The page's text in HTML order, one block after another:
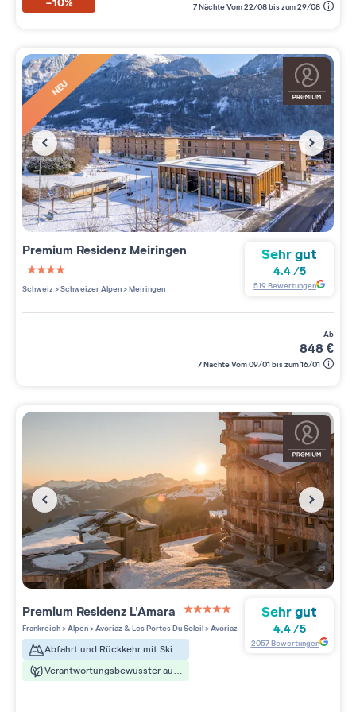
7 Nächte Vom 22/08 bis zum 29/08
NEU
Premium Residenz Meiringen
4 étoiles sur 5
Schweiz >Schweizer Alpen>Meiringen
Sehr gut
4.4/5
519Bewertungen
ab
848€
7 Nächte Vom 09/01 bis zum 16/01
Premium Residenz L'Amara
5 étoiles sur 5
Frankreich>Alpen>Avoriaz & Les Portes Du Soleil>Avoriaz
Abfahrt und Rückkehr mit Skiern
Verantwortungsbewusster aufenthalt
Sehr gut
4.4/5
2057Bewertungen